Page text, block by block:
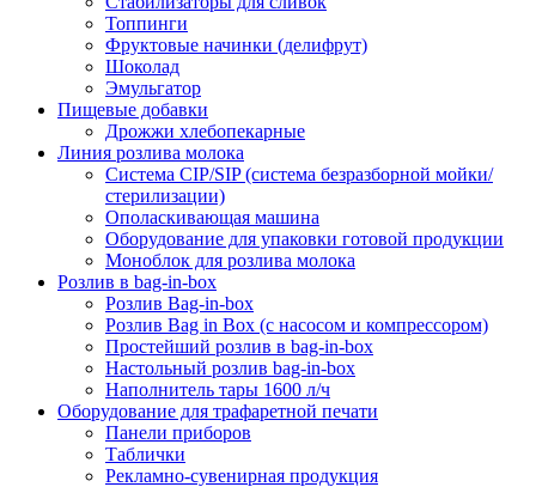
Топпинги
Фруктовые начинки (делифрут)
Шоколад
Эмульгатор
Пищевые добавки
Дрожжи хлебопекарные
Линия розлива молока
Система CIP/SIP (система безразборной мойки/
стерилизации)
Ополаскивающая машина
Оборудование для упаковки готовой продукции
Моноблок для розлива молока
Розлив в bag-in-box
Розлив Bag-in-box
Розлив Bag in Box (с насосом и компрессором)
Простейший розлив в bag-in-box
Настольный розлив bag-in-box
Наполнитель тары 1600 л/ч
Оборудование для трафаретной печати
Панели приборов
Таблички
Рекламно-сувенирная продукция